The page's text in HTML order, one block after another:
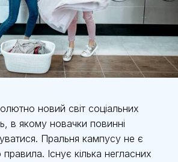
новий світ соціальних
в якому новачки повинні
Пральня кампусу не є
Існує кілька негласних